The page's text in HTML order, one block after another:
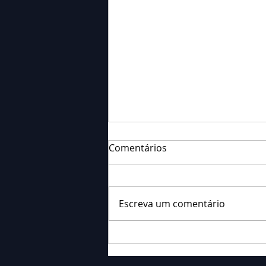
Falecimento: Sr. Neri
Ornieski
Comentários
Escreva um comentário